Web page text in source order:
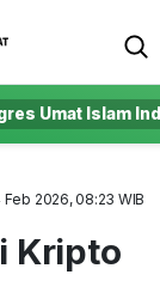
Umat Islam
Feb 2026, 08:23 WIB
Kripto